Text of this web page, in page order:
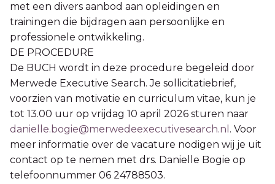
met een divers aanbod aan opleidingen en
trainingen die bijdragen aan persoonlijke en
professionele ontwikkeling.
DE PROCEDURE
De BUCH wordt in deze procedure begeleid door
Merwede Executive Search. Je sollicitatiebrief,
voorzien van motivatie en curriculum vitae, kun je
tot 13.00 uur op vrijdag 10 april 2026 sturen naar
danielle.bogie@merwedeexecutivesearch.nl . Voor
meer informatie over de vacature nodigen wij je uit
contact op te nemen met drs. Danielle Bogie op
telefoonnummer 06 24788503.